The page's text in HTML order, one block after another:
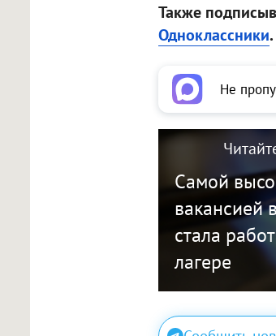
Также
Одноклассники.
Не
Самой
вакансией
стала
лагере